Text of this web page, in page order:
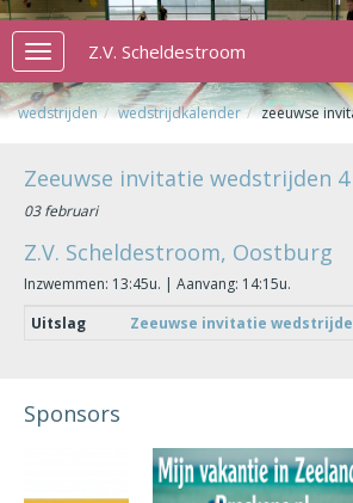
Toggle
navigation
Z.V. Scheldestroom
wedstrijden wedstrijdkalender zeeuwse
Zeeuwse invitatie wedstrijden 4
03 februari
Z.V. Scheldestroom, Oostburg
Inzwemmen: 13:45u. | Aanvang: 14:15u.
Uitslag
Zeeuwse invitatie
Sponsors